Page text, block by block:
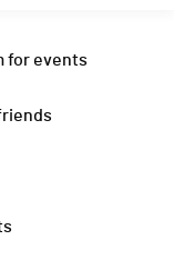
for events